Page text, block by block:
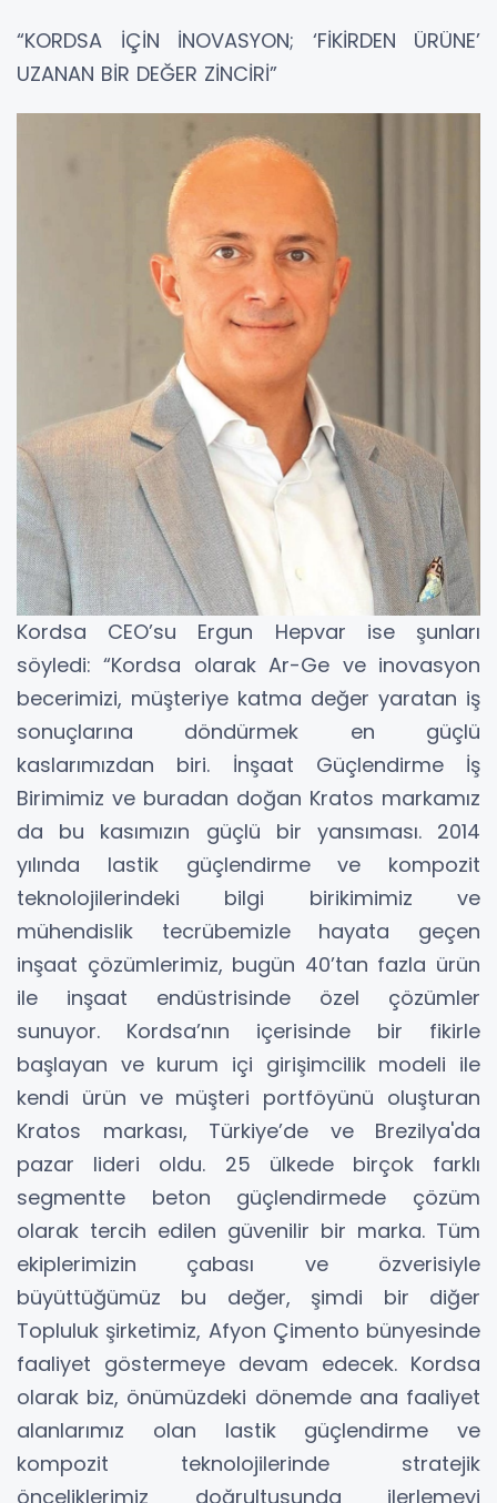
“KORDSA İÇİN İNOVASYON; ‘FİKİRDEN ÜRÜNE’
UZANAN BİR DEĞER ZİNCİRİ”
Kordsa CEO’su Ergun Hepvar ise şunları
söyledi: “Kordsa olarak Ar-Ge ve inovasyon
becerimizi, müşteriye katma değer yaratan iş
sonuçlarına döndürmek en güçlü
kaslarımızdan biri. İnşaat Güçlendirme İş
Birimimiz ve buradan doğan Kratos markamız
da bu kasımızın güçlü bir yansıması. 2014
yılında lastik güçlendirme ve kompozit
teknolojilerindeki bilgi birikimimiz ve
mühendislik tecrübemizle hayata geçen
inşaat çözümlerimiz, bugün 40’tan fazla ürün
ile inşaat endüstrisinde özel çözümler
sunuyor. Kordsa’nın içerisinde bir fikirle
başlayan ve kurum içi girişimcilik modeli ile
kendi ürün ve müşteri portföyünü oluşturan
Kratos markası, Türkiye’de ve Brezilya'da
pazar lideri oldu. 25 ülkede birçok farklı
segmentte beton güçlendirmede çözüm
olarak tercih edilen güvenilir bir marka. Tüm
ekiplerimizin çabası ve özverisiyle
büyüttüğümüz bu değer, şimdi bir diğer
Topluluk şirketimiz, Afyon Çimento bünyesinde
faaliyet göstermeye devam edecek. Kordsa
olarak biz, önümüzdeki dönemde ana faaliyet
alanlarımız olan lastik güçlendirme ve
kompozit teknolojilerinde stratejik
önceliklerimiz doğrultusunda ilerlemeyi